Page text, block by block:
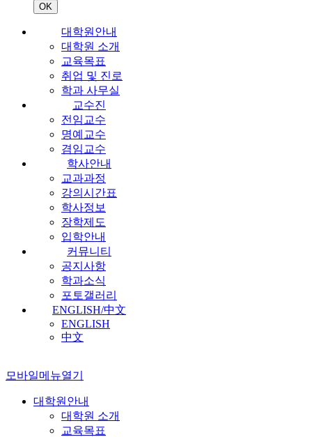
OK
대학원안내
대학원 소개
교육목표
취업 및 진로
학과 사무실
교수진
전임교수
명예교수
겸임교수
학사안내
교과과정
강의시간표
학사정보
장학제도
입학안내
커뮤니티
공지사항
학과소식
포토갤러리
ENGLISH/中文
ENGLISH
中文
모바일메뉴열기
대학원안내
대학원 소개
교육목표